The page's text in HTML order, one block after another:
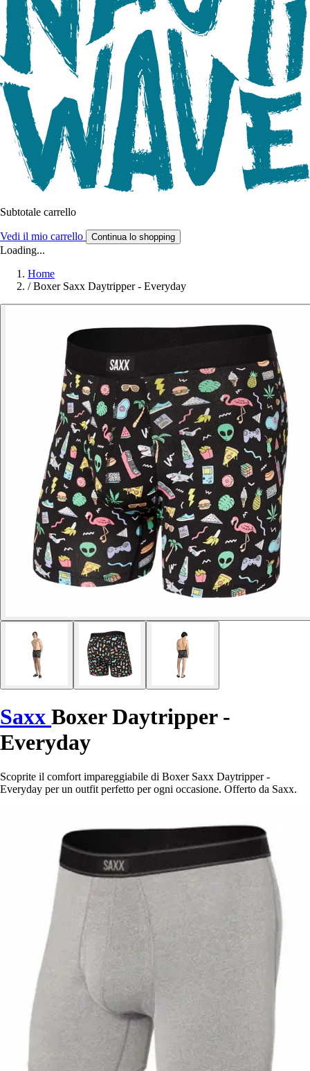
Subtotale carrello
Vedi il mio carrello Continua lo shopping
Loading...
Home
/ Boxer Saxx Daytripper - Everyday
Saxx Boxer Daytripper -
Everyday
Scoprite il comfort impareggiabile di Boxer Saxx Daytripper -
Everyday per un outfit perfetto per ogni occasione. Offerto da Saxx.